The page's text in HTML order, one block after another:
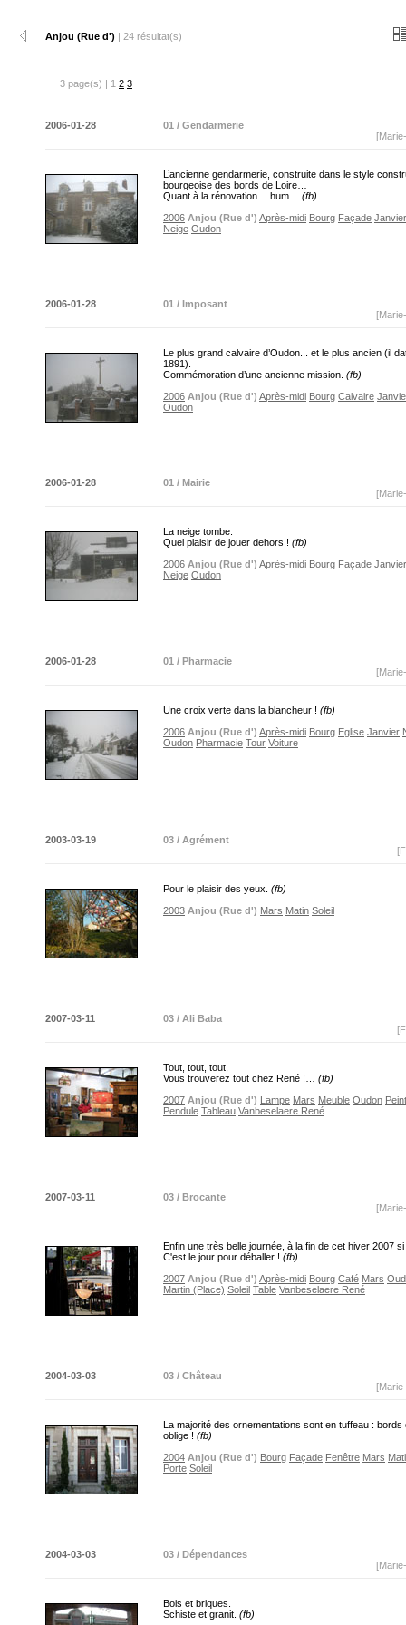
Anjou (Rue d') | 24 résultat(s)
3 page(s) | 1 2 3
2006-01-28
01 / Gendarmerie
L’ancienne gendarmerie, construite dans le style
bourgeoise des bords de Loire…
Quant à la rénovation… hum… (fb)
2006 Anjou (Rue d') Après-midi Bourg Façade Janvier
Neige Oudon
2006-01-28
01 / Imposant
Le plus grand calvaire d’Oudon... et le plus ancien (il
1891).
Commémoration d’une ancienne mission. (fb)
2006 Anjou (Rue d') Après-midi Bourg Calvaire
Oudon
2006-01-28
01 / Mairie
La neige tombe.
Quel plaisir de jouer dehors ! (fb)
2006 Anjou (Rue d') Après-midi Bourg Façade Janvier
Neige Oudon
2006-01-28
01 / Pharmacie
Une croix verte dans la blancheur ! (fb)
2006 Anjou (Rue d') Après-midi Bourg Eglise Janvier
Oudon Pharmacie Tour Voiture
2003-03-19
03 / Agrément
Pour le plaisir des yeux. (fb)
2003 Anjou (Rue d') Mars Matin Soleil
2007-03-11
03 / Ali Baba
Tout, tout, tout,
Vous trouverez tout chez René !… (fb)
2007 Anjou (Rue d') Lampe Mars Meuble Oudon
Pendule Tableau Vanbeselaere René
2007-03-11
03 / Brocante
Enfin une très belle journée, à la fin de cet hiver 2007
C'est le jour pour déballer ! (fb)
2007 Anjou (Rue d') Après-midi Bourg Café Mars
Martin (Place) Soleil Table Vanbeselaere René
2004-03-03
03 / Château
La majorité des ornementations sont en tuffeau : bords
oblige ! (fb)
2004 Anjou (Rue d') Bourg Façade Fenêtre Mars
Porte Soleil
2004-03-03
03 / Dépendances
Bois et briques.
Schiste et granit. (fb)